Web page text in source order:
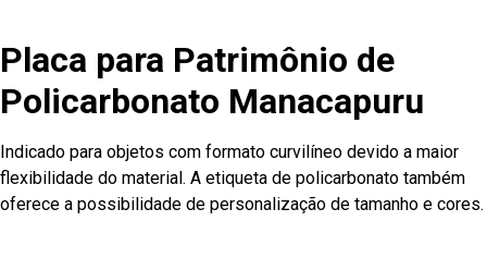
Placa para Patrimônio de
Policarbonato Manacapuru
Indicado para objetos com formato curvilíneo devido a maior
flexibilidade do material. A etiqueta de policarbonato também
oferece a possibilidade de personalização de tamanho e cores.